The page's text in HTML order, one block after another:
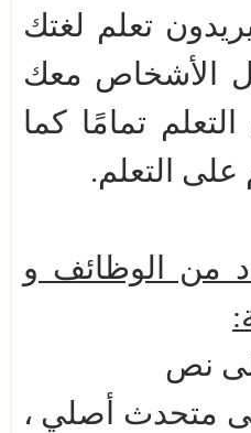
تعلم لغتك
الأشخاص معك
تمامًا كما
التعلم.
من الوظائف و
متحدث أصلي ،